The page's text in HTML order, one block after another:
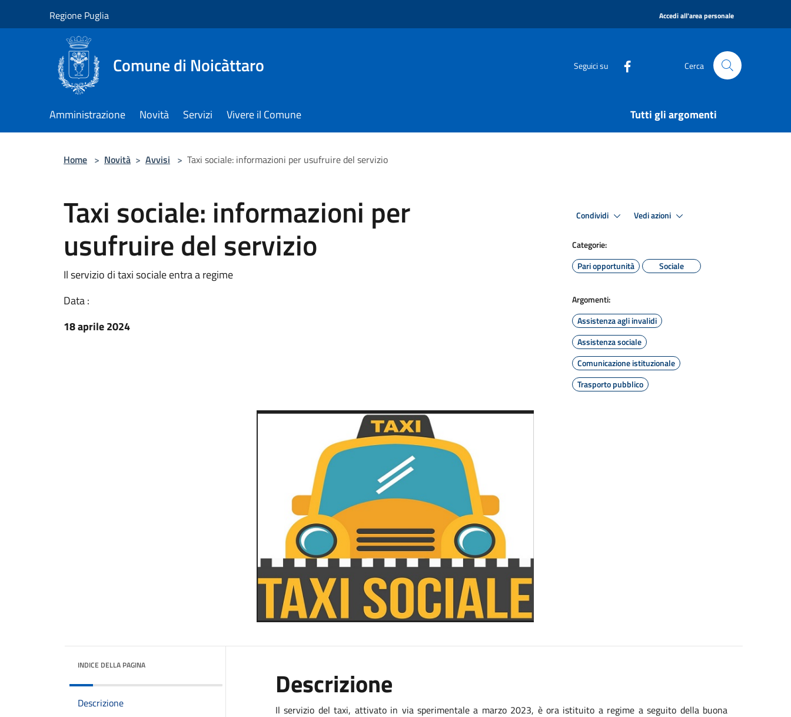
Regione Puglia Accedi all'area personale
Comune di Noicàttaro Seguici su Cerca
Amministrazione Novità Servizi Vivere il Comune Tutti gli argomenti
Home > Novità > Avvisi > Taxi sociale: informazioni per usufruire del servizio
Taxi sociale: informazioni per
usufruire del servizio
Il servizio di taxi sociale entra a regime
Data :
18 aprile 2024
Condividi Vedi azioni
Categorie:
Pari opportunità
Sociale
Argomenti:
Assistenza agli invalidi
Assistenza sociale
Comunicazione istituzionale
Trasporto pubblico
INDICE DELLA PAGINA
Descrizione
Descrizione
Il servizio del taxi, attivato in via sperimentale a marzo 2023, è ora istituito a regime a seguito della buona